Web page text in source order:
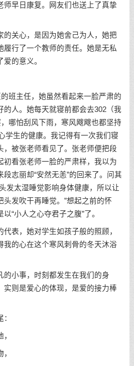
师早日康复。网友们也送上了真挚
的关心，是因为她舍己为人，她把
履行了一个教师的责任。她是无私
的意义。
班主任，她虽然看起来一脸严肃的
的人。她每天就寝前都会去302（我
哪怕刮风下雨，寒风飕飕也都坚持
学生的健康。我记得有一次我们寝
，被张老师看见了。张老师便把段
初看张老师一脸的严肃样，我以为
志丽却“安然无恙”的回来了。问其
发太湿睡觉影响身体健康，所以让
发吹干再睡觉。”想起之前的怀
“小人之心夺君子之腹”了。
表，她对学生如孩子般的照顾，
我的心在这个寒风刺骨的冬天沐浴
的小事，时刻都发生在我们的身
实则是爱心的体现，是爱的接力棒